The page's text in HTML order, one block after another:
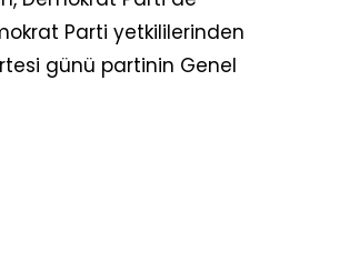
Parti yetkililerinden
günü partinin Genel